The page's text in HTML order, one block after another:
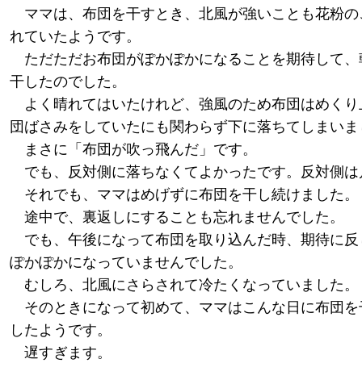
ママは、布団を干すとき、北風が強いことも花粉
れていたようです。
ただただお布団がぽかぽかになることを期待して
干したのでした。
よく晴れてはいたけれど、強風のため布団はめく
団ばさみをしていたにも関わらず下に落ちてしまい
まさに「布団が吹っ飛んだ」です。
でも、反対側に落ちなくてよかったです。反対側
それでも、ママはめげずに布団を干し続けました。
途中で、裏返しにすることも忘れませんでした。
でも、午後になって布団を取り込んだ時、期待に
ぽかぽかになっていませんでした。
むしろ、北風にさらされて冷たくなっていました。
そのときになって初めて、ママはこんな日に布団
したようです。
遅すぎます。